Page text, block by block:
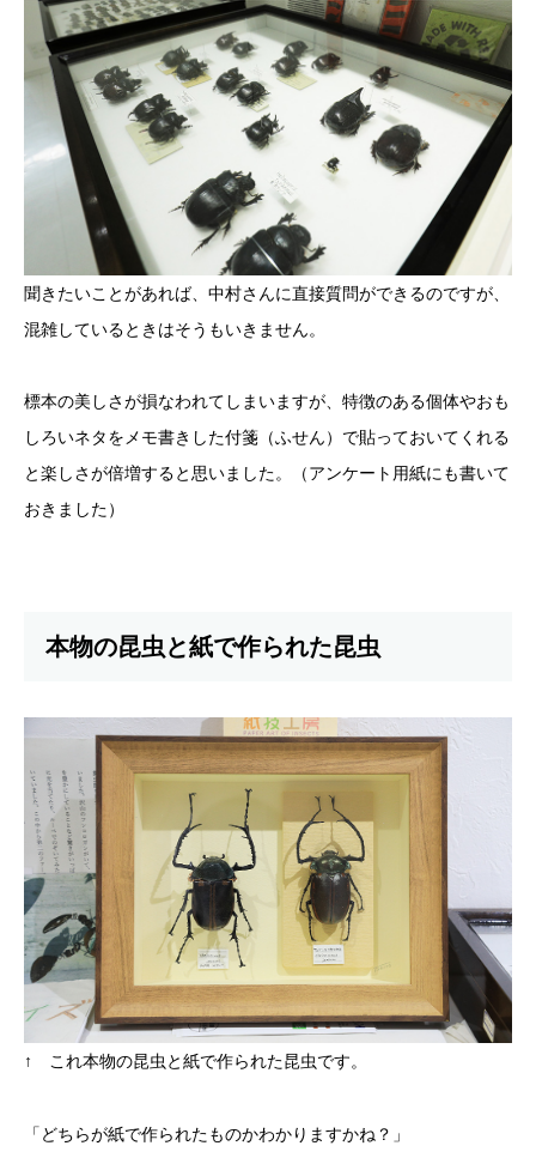
聞きたいことがあれば、中村さんに直接質問ができるのですが、
混雑しているときはそうもいきません。
標本の美しさが損なわれてしまいますが、特徴のある個体やおも
しろいネタをメモ書きした付箋（ふせん）で貼っておいてくれる
と楽しさが倍増すると思いました。（アンケート用紙にも書いて
おきました）
本物の昆虫と紙で作られた昆虫
↑ これ本物の昆虫と紙で作られた昆虫です。
「どちらが紙で作られたものかわかりますかね？」